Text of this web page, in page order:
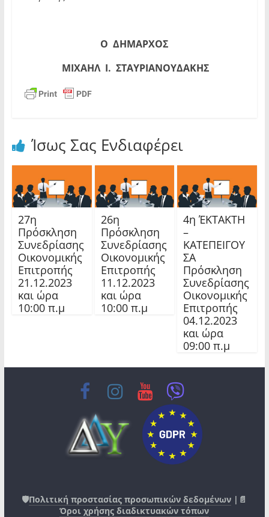
Ο ΔΗΜΑΡΧΟΣ
ΜΙΧΑΗΛ Ι. ΣΤΑΥΡΙΑΝΟΥΔΑΚΗΣ
Ίσως Σας Ενδιαφέρει
27η
Πρόσκληση
Συνεδρίασης
Οικονομικής
Επιτροπής
21.12.2023
και ώρα
10:00 π.μ
26η
Πρόσκληση
Συνεδρίασης
Οικονομικής
Επιτροπής
11.12.2023
και ώρα
10:00 π.μ
4η ΈΚΤΑΚΤΗ
–
ΚΑΤΕΠΕΙΓΟΥ
ΣΑ
Πρόσκληση
Συνεδρίασης
Οικονομικής
Επιτροπής
04.12.2023
και ώρα
09:00 π.μ
🛡️Πολιτική προστασίας προσωπικών δεδομένων |📄
Όροι χρήσης διαδικτυακών τόπων